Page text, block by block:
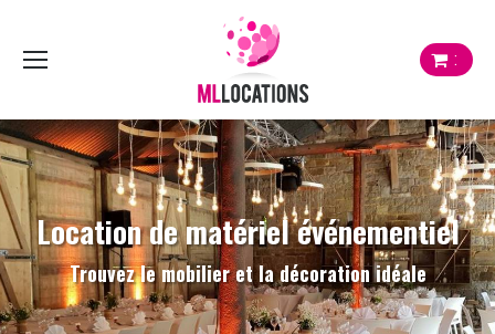
:
Location de matériel événementiel
Trouvez le mobilier et la décoration idéale